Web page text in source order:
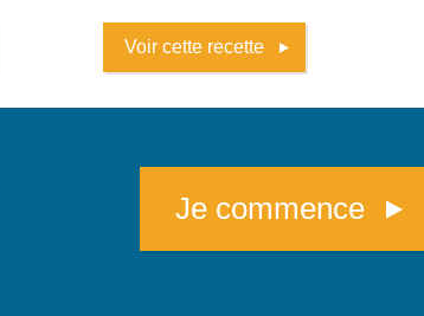
Voir cette recette
Je commence